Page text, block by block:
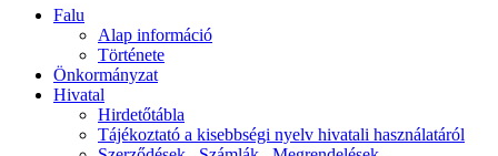
Falu
Alap információ
Története
Önkormányzat
Hivatal
Hirdetőtábla
Tájékoztató a kisebbségi nyelv hivatali használatáról